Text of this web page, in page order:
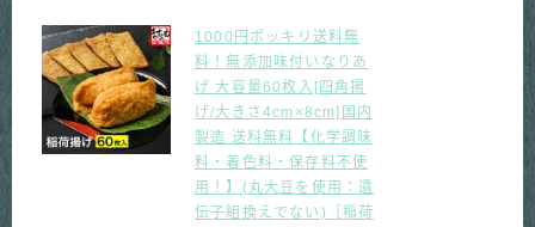
1000円ポッキリ送料無
料！無添加味付いなりあ
げ 大容量60枚入[四角揚
げ/大きさ4cm×8cm]国内
製造 送料無料【化学調味
料・着色料・保存料不使
用！】(丸大豆を使用：遺
伝子組換えでない)［稲荷